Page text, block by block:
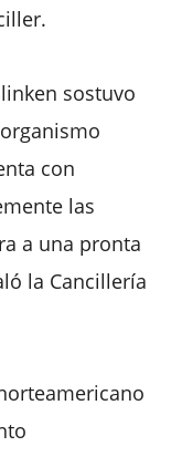
sostuvo
con
las
a una pronta
la Cancillería